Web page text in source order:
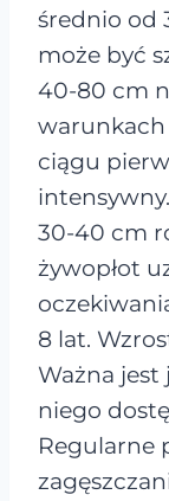
średnio od
może być
40-80 cm
warunkach
ciągu
30-40 cm
żywopłot
8 lat.
Ważna jest
niego
Regularne